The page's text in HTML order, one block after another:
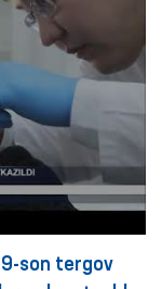
9-son tergov